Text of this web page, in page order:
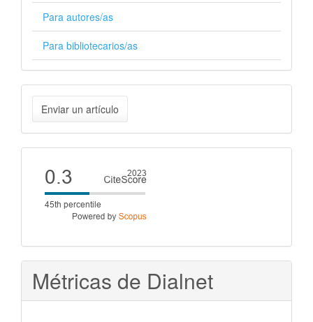
Para autores/as
Para bibliotecarios/as
Enviar
un
artículo
Enviar un artículo
Cite
score
Métricas de Dialnet